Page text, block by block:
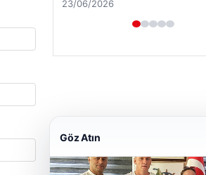
26/05/2026
Göz Atın